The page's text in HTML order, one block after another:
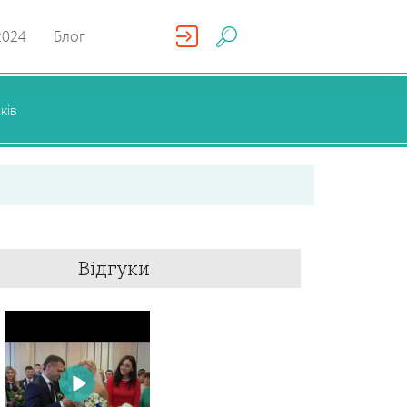
Блог
Відгуки